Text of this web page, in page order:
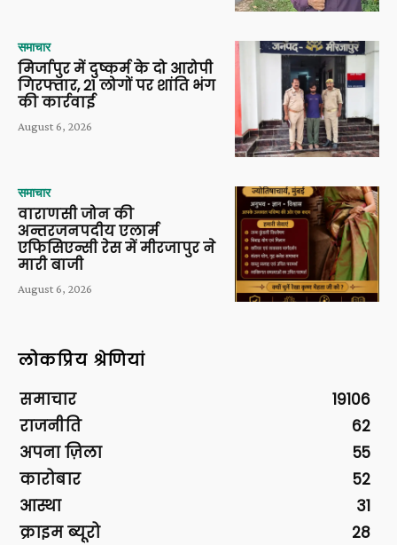
समाचार
मिर्जापुर में दुष्कर्म के दो आरोपी
गिरफ्तार, 21 लोगों पर शांति भंग
की कार्रवाई
August 6, 2026
समाचार
वाराणसी जोन की
अन्तरजनपदीय एलार्म
एफिसिएन्सी रेस में मीरजापुर ने
मारी बाजी
August 6, 2026
लोकप्रिय श्रेणियां
समाचार
19106
राजनीति
62
अपना ज़िला
55
कारोबार
52
आस्था
31
क्राइम ब्यूरो
28